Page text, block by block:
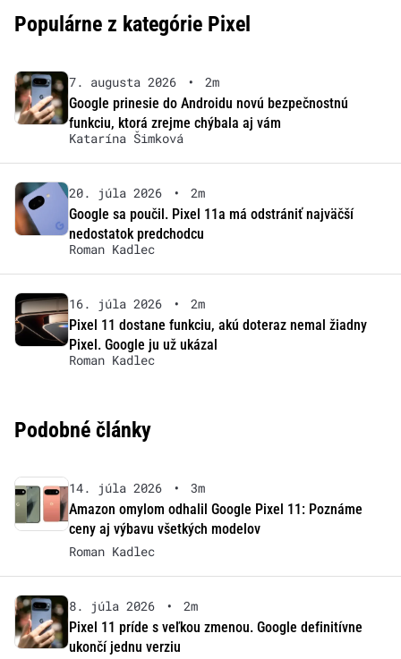
Populárne z kategórie Pixel
7. augusta 2026 •
2m
Google prinesie do Androidu novú bezpečnostnú
funkciu, ktorá zrejme chýbala aj vám
Katarína Šimková
20. júla 2026 •
2m
Google sa poučil. Pixel 11a má odstrániť najväčší
nedostatok predchodcu
Roman Kadlec
16. júla 2026 •
2m
Pixel 11 dostane funkciu, akú doteraz nemal žiadny
Pixel. Google ju už ukázal
Roman Kadlec
Podobné články
14. júla 2026 •
3m
Amazon omylom odhalil Google Pixel 11: Poznáme
ceny aj výbavu všetkých modelov
Roman Kadlec
8. júla 2026 •
2m
Pixel 11 príde s veľkou zmenou. Google definitívne
ukončí jednu verziu